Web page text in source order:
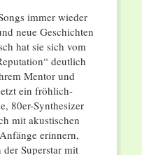
immer wieder
neue Geschichten
hat sie sich vom
deutlich
Mentor und
ein fröhlich-
80er-Synthesizer
mit akustischen
erinnern,
Superstar mit